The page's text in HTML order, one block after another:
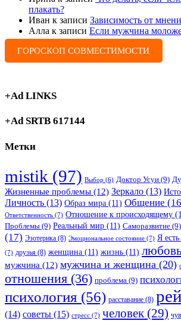
плакать?
Иван к записи Зависимость от
Алла к записи Если мужчина
ГОРОСКОП СОВМЕСТИМОСТИ
+Ad LINKS
+Ad SRTB 617144
Метки
mistik (97) Выбор (6) Доктор Усуи (9)
Жизненные проблемы (12) Зеркало (13)
Личность (13) Образ мира (11) Общение
Ответственность (7) Отношение к происходящему
Проблемы (9) Реальный мир (11) Саморазвитие (9)
(17) Эзотерика (8) Эмоциональное состояние (7) Я есть
(7) друзья (8) женщина (11) жизнь (11) любовь
мужчина (12) мужчина и женщина (20)
отношения (36) проблема (9)
психология (56) расставание (8)
(14) советы (15) стресс (7) человек (29)